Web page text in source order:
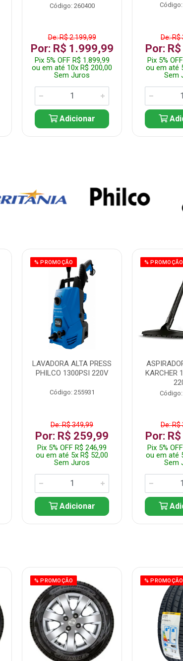
Código: 260400
De: R$ 2.199,99
Por: R$ 1.999,99
Pix 5% OFF R$ 1.899,99
ou em até 10x R$ 200,00
Sem Juros
Adicionar
De: R$
Por:
Pix 5%
ou em até
Sem
% PROMOÇÃO
LAVADORA ALTA PRESS
PHILCO 1300PSI 220V
Código: 255931
De: R$ 349,99
Por: R$ 259,99
Pix 5% OFF R$ 246,99
ou em até 5x R$ 52,00
Sem Juros
Adicionar
% PROMOÇÃO
KARCHER
De: R$
Por:
Pix 5%
ou em até
Sem
% PROMOÇÃO % PROMOÇÃO